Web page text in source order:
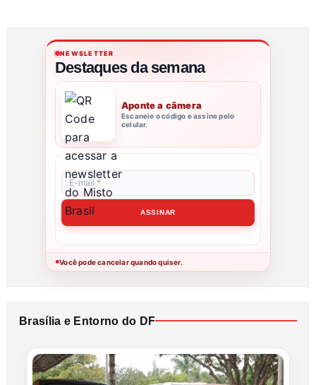
NEWSLETTER
Destaques da semana
Aponte a câmera
Escaneie o código e assine pelo
celular.
●Você pode cancelar quando quiser.
Brasília e Entorno do DF